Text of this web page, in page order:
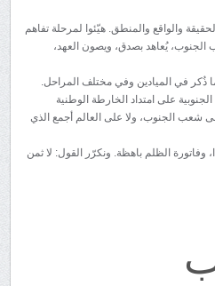
والواقع والمنطق. هيّئوا لمرحلة تفاهم
يُعاهد بصدق، ويصون العهد،
ذُكر في الميادين وفي مختلف المراحل.
على امتداد الخارطة الوطنية
شعب الجنوب، ولا على العالم أجمع الذي
الظلم باهظة. ونكرّر القول: لا ثمن